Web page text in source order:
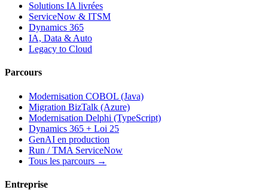
Solutions IA livrées
ServiceNow & ITSM
Dynamics 365
IA, Data & Auto
Legacy to Cloud
Parcours
Modernisation COBOL (Java)
Migration BizTalk (Azure)
Modernisation Delphi (TypeScript)
Dynamics 365 + Loi 25
GenAI en production
Run / TMA ServiceNow
Tous les parcours →
Entreprise